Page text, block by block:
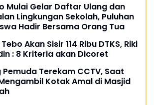
Mulai Gelar Daftar Ulang dan
Lingkungan Sekolah, Puluhan
Hadir Bersama Orang Tua
Akan Sisir 114 Ribu DTKS, Riki
: 8 Kriteria akan Dicoret
Pemuda Terekam CCTV, Saat
Kotak Amal di Masjid